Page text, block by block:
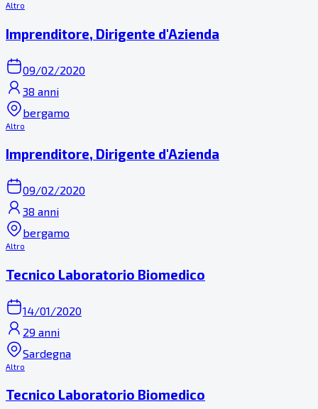
Altro
Imprenditore, Dirigente d'Azienda
09/02/2020
38 anni
bergamo
Altro
Imprenditore, Dirigente d'Azienda
09/02/2020
38 anni
bergamo
Altro
Tecnico Laboratorio Biomedico
14/01/2020
29 anni
Sardegna
Altro
Tecnico Laboratorio Biomedico